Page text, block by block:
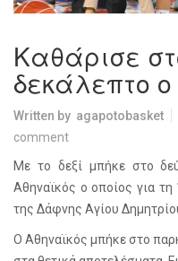
Καθάρισε
δεκάλεπτο ο
Written by agapotobasket
comment
Με το δεξί μπήκε στο
Αθηναϊκός ο οποίος για
της Δάφνης Αγίου
Ο Αθηναϊκός μπήκε στο